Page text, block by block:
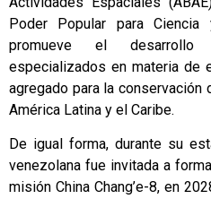
Poder Popular para
promueve el
especializados en materia de
agregado para la
América Latina y el Caribe.
De igual forma, durante su
venezolana fue invitada a
misión China Chang’e-8, en